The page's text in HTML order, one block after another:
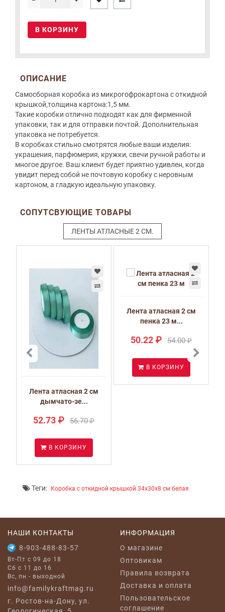
В КОРЗИНУ
ОПИСАНИЕ
Самосборная коробка из микрогофрокартона с откидной
крышкой,толщина картона:1,5 мм.
Такие коробки отлично подходят как для фирменной
упаковки, так и для отправки почтой. Дополнительная
упаковка не потребуется.
В коробках стильно смотрятся любые ваши изделия:
украшения, парфюмерия, кружки, свечи ручной работы и
многое другое. Ваш клиент будет приятно удивлен, когда
увидит перед собой не почтовую коробку с неровным
картоном, а гладкую идеальную упаковку.
СОПУТСВУЮЩИЕ ТОВАРЫ
ЛЕНТЫ АТЛАСНЫЕ 2 СМ.
Лента атласная 2 см
дымчато-зе...
52.73 ₽ 56.70 ₽
В КОРЗИНУ
Лента атласная 2 см
пенка 23 м...
50.22 ₽ 54.00 ₽
В КОРЗИНУ
Теги: Коробка с откидной крышкой 34x30x8 см белая
НАШИ КОНТАКТЫ
8-903-488-83-57
Вт-Пт с 09 до 18
Сб с 11 до 16
Вс, пн - выходной
info@familykraftmag.ru
г. Ростов-на-Дону, ул.
ИНФОРМАЦИЯ
O магазине
Оптовикам
Правила возврата
Доставка и оплата
Пользовательское
соглашение